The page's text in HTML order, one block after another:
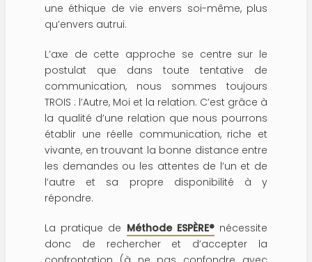
une éthique de vie envers soi-même, plus
qu’envers autrui.
L’axe de cette approche se centre sur le
postulat que dans toute tentative de
communication, nous sommes toujours
TROIS : l’Autre, Moi et la relation. C’est grâce à
la qualité d’une relation que nous pourrons
établir une réelle communication, riche et
vivante, en trouvant la bonne distance entre
les demandes ou les attentes de l’un et de
l’autre et sa propre disponibilité à y
répondre.
La pratique de Méthode ESPÈRE®nécessite
donc de rechercher et d’accepter la